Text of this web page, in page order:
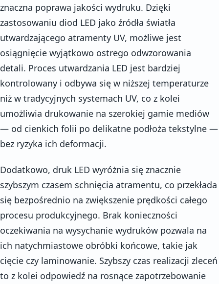
znaczna poprawa jakości wydruku. Dzięki
zastosowaniu diod LED jako źródła światła
utwardzającego atramenty UV, możliwe jest
osiągnięcie wyjątkowo ostrego odwzorowania
detali. Proces utwardzania LED jest bardziej
kontrolowany i odbywa się w niższej temperaturze
niż w tradycyjnych systemach UV, co z kolei
umożliwia drukowanie na szerokiej gamie mediów
— od cienkich folii po delikatne podłoża tekstylne —
bez ryzyka ich deformacji.
Dodatkowo, druk LED wyróżnia się znacznie
szybszym czasem schnięcia atramentu, co przekłada
się bezpośrednio na zwiększenie prędkości całego
procesu produkcyjnego. Brak konieczności
oczekiwania na wysychanie wydruków pozwala na
ich natychmiastowe obróbki końcowe, takie jak
cięcie czy laminowanie. Szybszy czas realizacji zleceń
to z kolei odpowiedź na rosnące zapotrzebowanie